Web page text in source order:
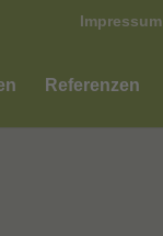
Impressum
Referenzen